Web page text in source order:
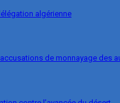
algérienne
de monnayage des